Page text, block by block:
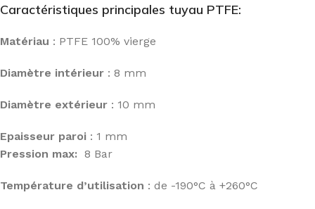
Caractéristiques principales tuyau PTFE:
Matériau : PTFE 100% vierge
Diamètre intérieur : 8 mm
Diamètre extérieur : 10 mm
Epaisseur paroi : 1 mm
Pression max: 8 Bar
Température d’utilisation : de -190°C à +260°C